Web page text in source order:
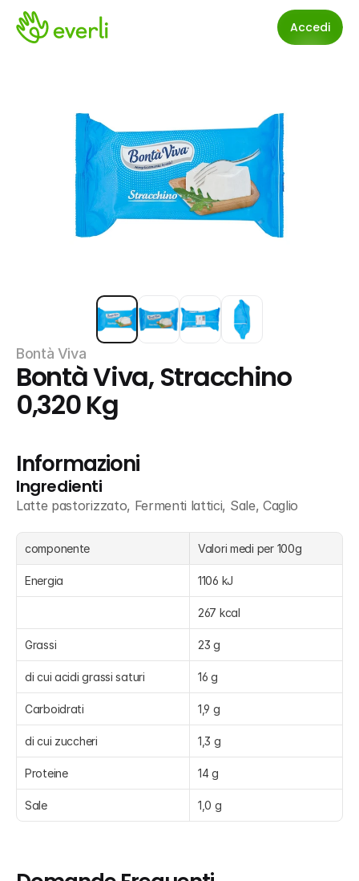
Accedi
Bontà Viva
Bontà Viva, Stracchino
0,320 Kg
Informazioni
Ingredienti
Latte pastorizzato, Fermenti lattici, Sale, Caglio
componente Valori medi per 100g
Energia 1106 kJ
267 kcal
Grassi 23 g
di cui acidi grassi saturi 16 g
Carboidrati 1,9 g
di cui zuccheri 1,3 g
Proteine 14 g
Sale 1,0 g